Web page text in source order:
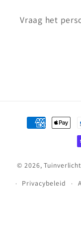
Vraag het
© 2026,
Privacybeleid